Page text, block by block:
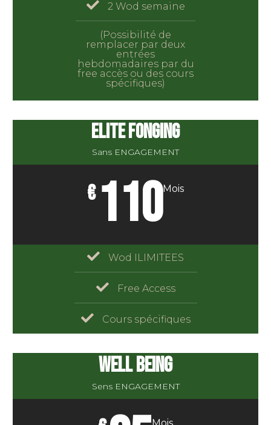
2 Wod semaine
(Possibilité de
remplacer par deux
entrées
hebdomadaires par du
free accès ou des cours
spécifiques)
ELITE FONGING
Sans ENGAGEMENT
€ 110Mois
Wod ILIMITEES
Free Access
Cours spécifiques
WELL BEING
Sens ENGAGEMENT